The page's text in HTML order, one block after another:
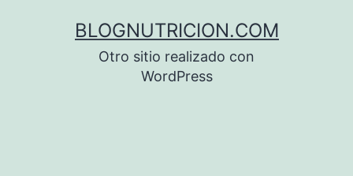
BLOGNUTRICION.COM
Otro sitio realizado con
WordPress